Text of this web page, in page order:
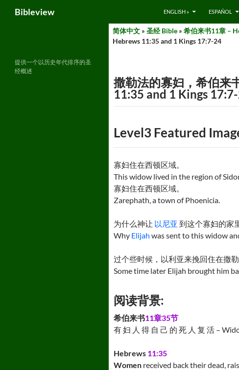
Bibleview ENGLISH » ESPAÑOL
简体中文 » 圣经 Bible » 希伯来书11章 –
Hebrews 11:35 and 1 Kings 17:7-24
撒勒法的寡妇，希伯来
11:35 and 1 Kings
Level3 Featured
寡妇住在西顿区域。
This widow lived in the region of
寡妇住在西顿区域。
Zarephath, a town of Phoenicia.
为什么神让 以尼亚 到这个寡妇的家
Why Elijah was sent to this widow
过个些时候，以利亚来挽回住在撒
Some time later Elijah brought him
阅读背景:
希伯来书11章35节
有 妇 人 得 自 己 的 死 人 复 活 –
Hebrews 11:35
Women received back their dead,
提供一个以历史年代排序的圣
经概述